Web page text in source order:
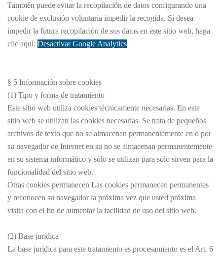
También puede evitar la recopilación de datos configurando una
cookie de exclusión voluntaria impedir la recogida. Si desea
impedir la futura recopilación de sus datos en este sitio web, haga
clic aquí: Desactivar Google Analytics
§ 5 Información sobre cookies
(1) Tipo y forma de tratamiento
Este sitio web utiliza cookies técnicamente necesarias. En este
sitio web se utilizan las cookies necesarias. Se trata de pequeños
archivos de texto que no se almacenan permanentemente en o por
su navegador de Internet en su no se almacenan permanentemente
en su sistema informático y sólo se utilizan para sólo sirven para la
funcionalidad del sitio web.
Otras cookies permanecen Las cookies permanecen permanentes
y reconocen su navegador la próxima vez que usted próxima
visita con el fin de aumentar la facilidad de uso del sitio web.
(2) Base jurídica
La base jurídica para este tratamiento es procesamiento es el Art. 6